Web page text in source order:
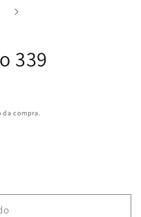
339
da compra.